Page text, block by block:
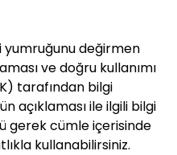
yumruğunu değirmen
ve doğru kullanımı
tarafından bilgi
açıklaması ile ilgili bilgi
gerek cümle içerisinde
kullanabilirsiniz.